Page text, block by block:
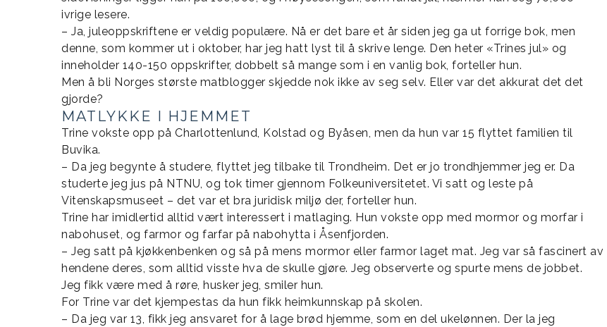
ivrige lesere.
– Ja, juleoppskriftene er veldig populære. Nå er det bare et år siden jeg ga ut forrige bok, men
denne, som kommer ut i oktober, har jeg hatt lyst til å skrive lenge. Den heter «Trines jul» og
inneholder 140-150 oppskrifter, dobbelt så mange som i en vanlig bok, forteller hun.
Men å bli Norges største matblogger skjedde nok ikke av seg selv. Eller var det akkurat det det
gjorde?
MATLYKKE I HJEMMET
Trine vokste opp på Charlottenlund, Kolstad og Byåsen, men da hun var 15 flyttet familien til
Buvika.
– Da jeg begynte å studere, flyttet jeg tilbake til Trondheim. Det er jo trondhjemmer jeg er. Da
studerte jeg jus på NTNU, og tok timer gjennom Folkeuniversitetet. Vi satt og leste på
Vitenskapsmuseet – det var et bra juridisk miljø der, forteller hun.
Trine har imidlertid alltid vært interessert i matlaging. Hun vokste opp med mormor og morfar i
nabohuset, og farmor og farfar på nabohytta i Åsenfjorden.
– Jeg satt på kjøkkenbenken og så på mens mormor eller farmor laget mat. Jeg var så fascinert av
hendene deres, som alltid visste hva de skulle gjøre. Jeg observerte og spurte mens de jobbet.
Jeg fikk være med å røre, husker jeg, smiler hun.
For Trine var det kjempestas da hun fikk heimkunnskap på skolen.
– Da jeg var 13, fikk jeg ansvaret for å lage brød hjemme, som en del ukelønnen. Der la jeg